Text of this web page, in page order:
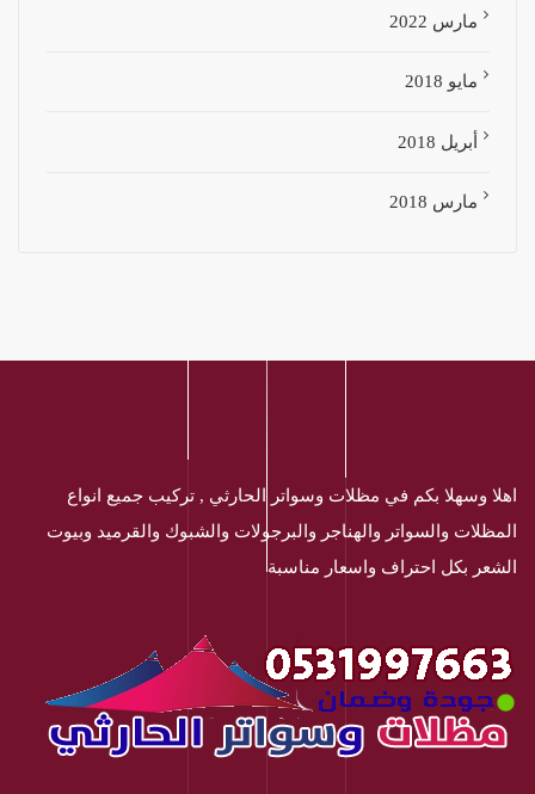
مارس 2022
مايو 2018
أبريل 2018
مارس 2018
اهلا وسهلا بكم في مظلات وسواتر الحارثي , تركيب جميع انواع
المظلات والسواتر والهناجر والبرجولات والشبوك والقرميد وبيوت
الشعر بكل احتراف واسعار مناسبة